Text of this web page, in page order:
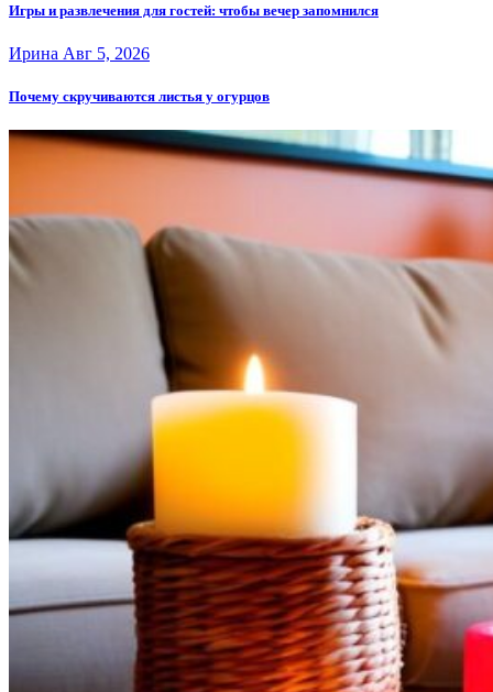
Игры и развлечения для гостей: чтобы вечер запомнился
Ирина Авг 5, 2026
Почему скручиваются листья у огурцов